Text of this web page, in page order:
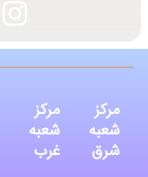
مرکز
شعبه
شرق
مرکز
شعبه
غرب